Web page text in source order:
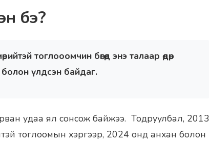
бэ?
тоглооомчин бөгөөд энэ талаар өдөр
үлдсэн байдаг.
удаа ял сонсож байжээ. Тодруулбал, 2013
тоглоомын хэргээр, 2024 онд анхан болон